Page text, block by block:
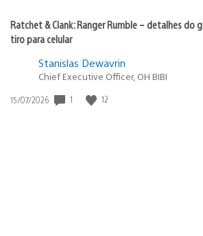
Ratchet & Clank: Ranger Rumble – detalhes do
tiro para celular
Stanislas Dewavrin
Chief Executive Officer, OH BIBI
Data
15/07/2026 1 12